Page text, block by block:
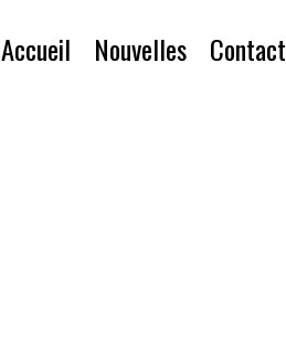
Accueil Nouvelles Contact